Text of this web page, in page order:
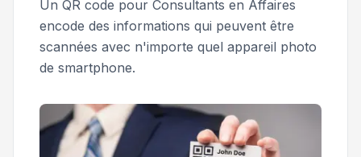
Un QR code pour Consultants en Affaires
encode des informations qui peuvent être
scannées avec n'importe quel appareil photo
de smartphone.